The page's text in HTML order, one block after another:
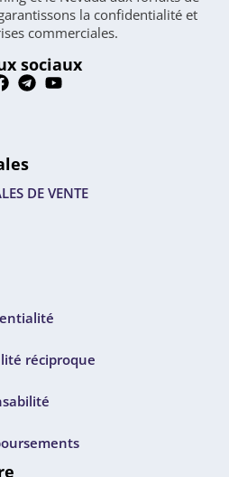
la confidentialité et
commerciales.
sociaux
DE VENTE
réciproque